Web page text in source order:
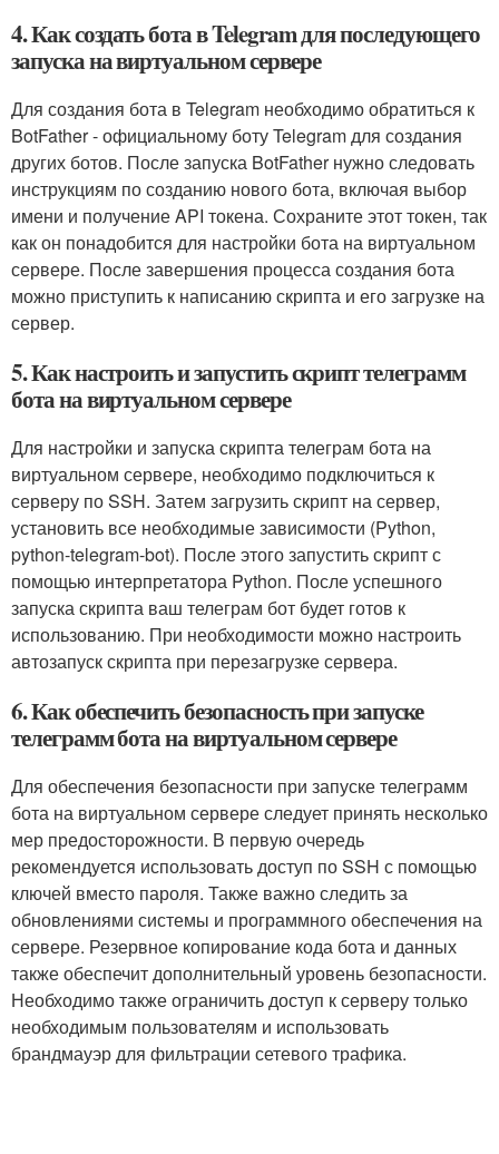
4. Как создать бота в Telegram для последующего
запуска на виртуальном сервере
Для создания бота в Telegram необходимо обратиться к
BotFather - официальному боту Telegram для создания
других ботов. После запуска BotFather нужно следовать
инструкциям по созданию нового бота, включая выбор
имени и получение API токена. Сохраните этот токен, так
как он понадобится для настройки бота на виртуальном
сервере. После завершения процесса создания бота
можно приступить к написанию скрипта и его загрузке на
сервер.
5. Как настроить и запустить скрипт телеграмм
бота на виртуальном сервере
Для настройки и запуска скрипта телеграм бота на
виртуальном сервере, необходимо подключиться к
серверу по SSH. Затем загрузить скрипт на сервер,
установить все необходимые зависимости (Python,
python-telegram-bot). После этого запустить скрипт с
помощью интерпретатора Python. После успешного
запуска скрипта ваш телеграм бот будет готов к
использованию. При необходимости можно настроить
автозапуск скрипта при перезагрузке сервера.
6. Как обеспечить безопасность при запуске
телеграмм бота на виртуальном сервере
Для обеспечения безопасности при запуске телеграмм
бота на виртуальном сервере следует принять несколько
мер предосторожности. В первую очередь
рекомендуется использовать доступ по SSH с помощью
ключей вместо пароля. Также важно следить за
обновлениями системы и программного обеспечения на
сервере. Резервное копирование кода бота и данных
также обеспечит дополнительный уровень безопасности.
Необходимо также ограничить доступ к серверу только
необходимым пользователям и использовать
брандмауэр для фильтрации сетевого трафика.